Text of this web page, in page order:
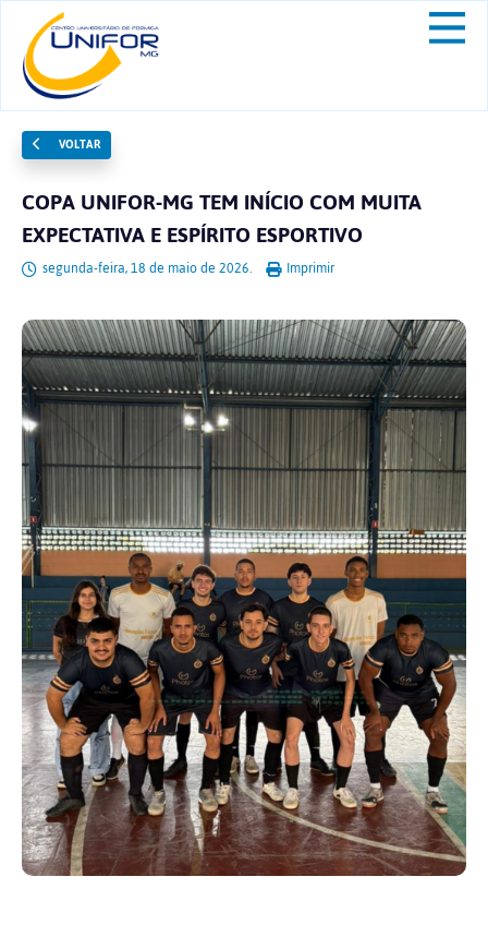
VOLTAR
COPA UNIFOR-MG TEM INÍCIO COM MUITA
EXPECTATIVA E ESPÍRITO ESPORTIVO
segunda-feira, 18 de maio de 2026. Imprimir